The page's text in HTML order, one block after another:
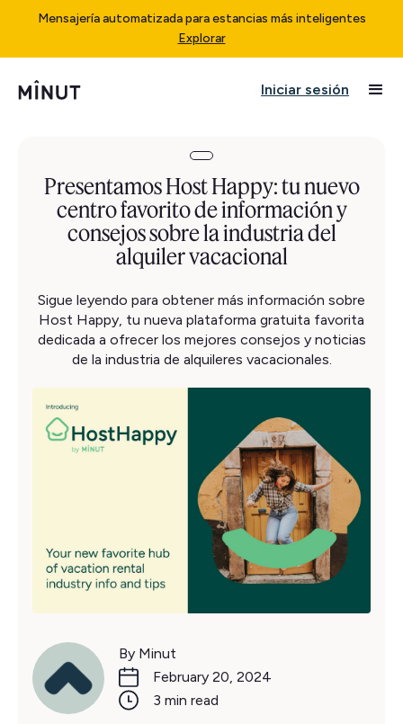
Mensajería automatizada para estancias más inteligentes
Explorar
Iniciar sesión
Presentamos Host Happy: tu nuevo
centro favorito de información y
consejos sobre la industria del
alquiler vacacional
Sigue leyendo para obtener más información sobre
Host Happy, tu nueva plataforma gratuita favorita
dedicada a ofrecer los mejores consejos y noticias
de la industria de alquileres vacacionales.
By Minut
February 20, 2024
3 min read